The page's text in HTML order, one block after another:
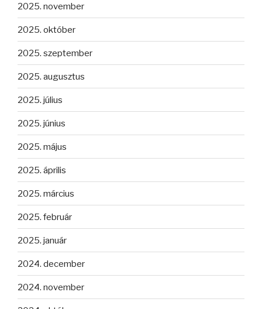
2025. november
2025. október
2025. szeptember
2025. augusztus
2025. július
2025. június
2025. május
2025. április
2025. március
2025. február
2025. január
2024. december
2024. november